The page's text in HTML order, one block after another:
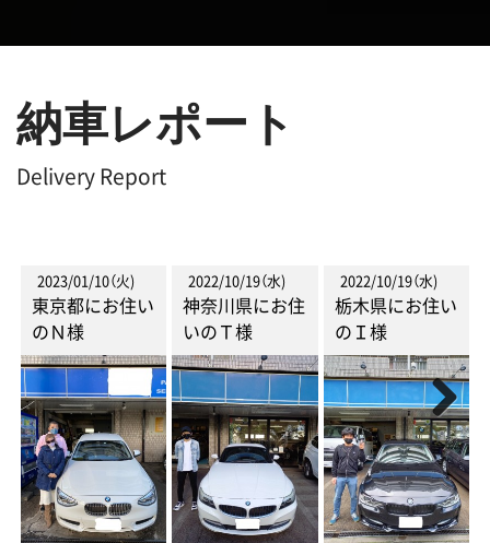
納車レポート
Delivery Report
2022/10/19（水)
栃木県にお住い
のＩ様
2022/09/21（水)
神奈川県にお住
いのＨ様
2022/09/16（金)
東京都にお住い
のT様
Previous Next